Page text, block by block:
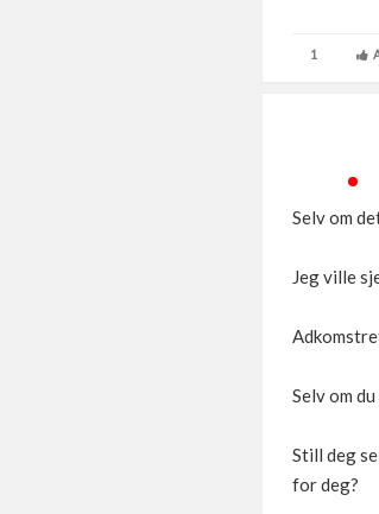
1
Selv om
Jeg ville
Selv om
Still deg
for deg?